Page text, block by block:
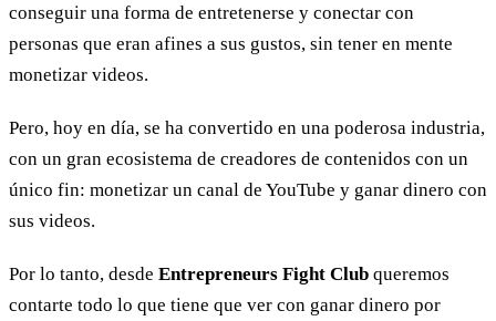
conseguir una forma de entretenerse y conectar con
personas que eran afines a sus gustos, sin tener en mente
monetizar videos.
Pero, hoy en día, se ha convertido en una poderosa industria,
con un gran ecosistema de creadores de contenidos con un
único fin: monetizar un canal de YouTube y ganar dinero con
sus videos.
Por lo tanto, desde Entrepreneurs Fight Club queremos
contarte todo lo que tiene que ver con ganar dinero por